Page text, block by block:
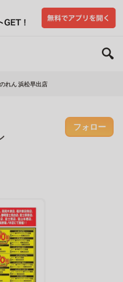
れん 浜松早出店
フォロー